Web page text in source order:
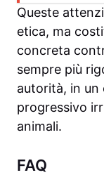
Queste
etica, ma
concreta
sempre più
autorità, in
progressivo
animali.
FAQ